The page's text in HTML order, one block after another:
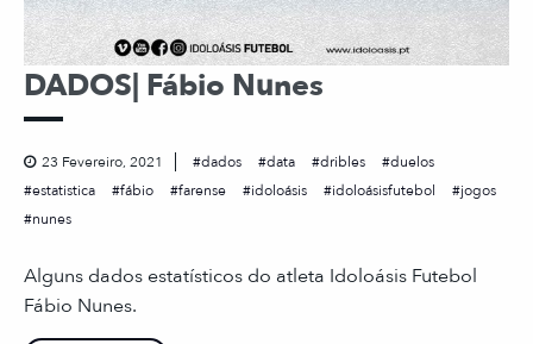
DADOS| Fábio Nunes
23 Fevereiro, 2021 dados data dribles
duelos
estatistica
fábio farense idoloásis idoloásisfutebol
jogos
nunes
Alguns dados estatísticos do atleta Idoloásis Futebol
Fábio Nunes.